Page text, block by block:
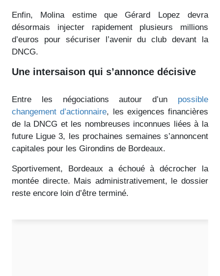
Enfin, Molina estime que Gérard Lopez devra
désormais injecter rapidement plusieurs millions
d’euros pour sécuriser l’avenir du club devant la
DNCG.
Une intersaison qui s’annonce décisive
Entre les négociations autour d’un possible
changement d’actionnaire, les exigences financières
de la DNCG et les nombreuses inconnues liées à la
future Ligue 3, les prochaines semaines s’annoncent
capitales pour les Girondins de Bordeaux.
Sportivement, Bordeaux a échoué à décrocher la
montée directe. Mais administrativement, le dossier
reste encore loin d’être terminé.